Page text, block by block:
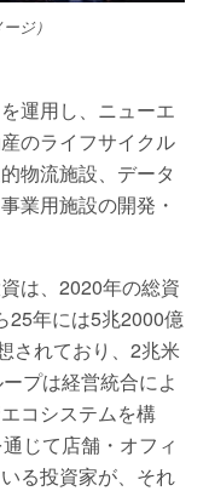
ージ）
運⽤し、ニューエ
のライフサイクル
物流施設、データ
業⽤施設の開発・
は、2020年の総資
25年には5兆2000億
されており、2兆⽶
プは経営統合によ
コシステムを構
じて店舗・オフィ
る投資家が、それ